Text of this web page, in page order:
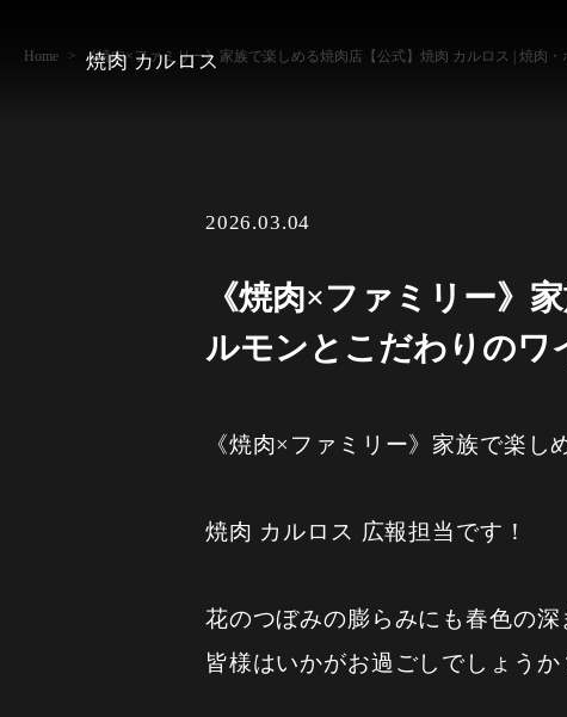
焼肉 カルロス
Home 《焼肉×ファミリー》家族で楽しめる焼肉店【公式】焼肉 カルロス | 焼肉
2026.03.04
《焼肉×ファミリー》
ルモンとこだわりのワ
《焼肉×ファミリー》家族で楽し
焼肉 カルロス 広報担当です！
花のつぼみの膨らみにも春色の
皆様はいかがお過ごしでしょうか